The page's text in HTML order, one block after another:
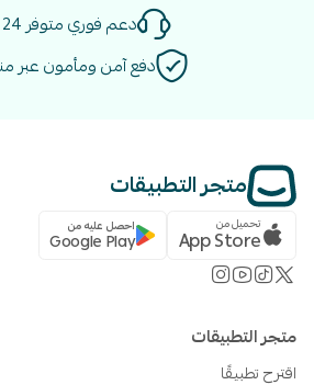
دعم فوري متوفر 24 ساعة
دفع آمن ومأمون عبر
متجر التطبيقات
تحميل من
App Store احصل عليه من
Google Play
متجر التطبيقات
اقترح تطبيقًا